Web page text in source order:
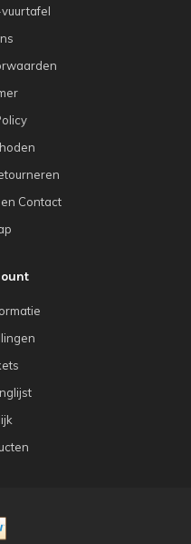
Contact